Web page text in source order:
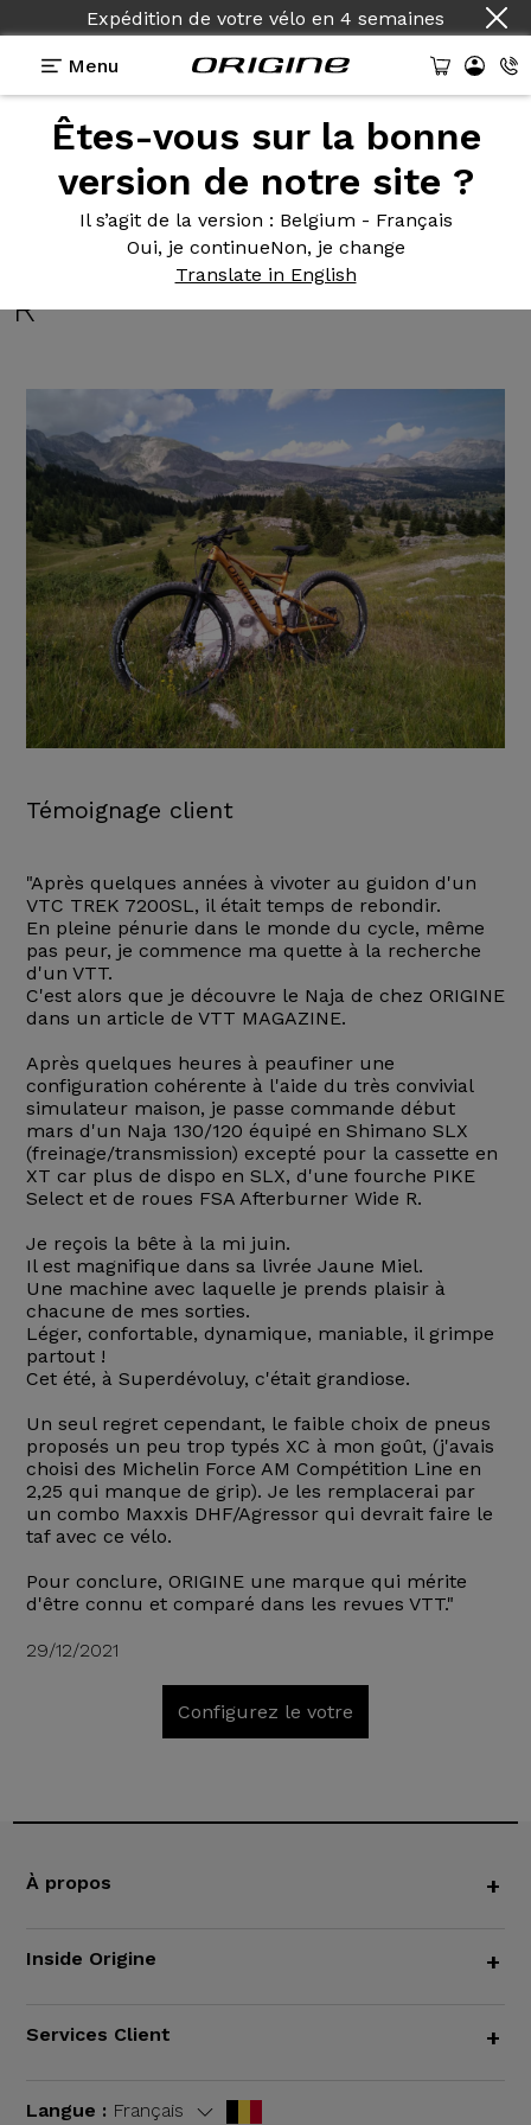
Expédition de votre vélo en 4 semaines
Menu
Êtes-vous sur la bonne
version de notre site ?
Il s’agit de la version : Belgium - Français
Oui, je continueNon, je change
Translate in English
Témoignages>NAJA 130/120 - Shimano SLX / XT -
NAJA 130/120- Shimano SLX
/ XT - Roues Afterburner Wide
R
Témoignage client
"Après quelques années à vivoter au guidon d'un
VTC TREK 7200SL, il était temps de rebondir.
En pleine pénurie dans le monde du cycle, même
pas peur, je commence ma quette à la recherche
d'un VTT.
C'est alors que je découvre le Naja de chez ORIGINE
dans un article de VTT MAGAZINE.
Après quelques heures à peaufiner une
configuration cohérente à l'aide du très convivial
simulateur maison, je passe commande début
mars d'un Naja 130/120 équipé en Shimano SLX
(freinage/transmission) excepté pour la cassette en
XT car plus de dispo en SLX, d'une fourche PIKE
Select et de roues FSA Afterburner Wide R.
Je reçois la bête à la mi juin.
Il est magnifique dans sa livrée Jaune Miel.
Une machine avec laquelle je prends plaisir à
chacune de mes sorties.
Léger, confortable, dynamique, maniable, il grimpe
partout !
Cet été, à Superdévoluy, c'était grandiose.
Un seul regret cependant, le faible choix de pneus
proposés un peu trop typés XC à mon goût, (j'avais
choisi des Michelin Force AM Compétition Line en
2,25 qui manque de grip). Je les remplacerai par
un combo Maxxis DHF/Agressor qui devrait faire le
taf avec ce vélo.
Pour conclure, ORIGINE une marque qui mérite
d'être connu et comparé dans les revues VTT."
29/12/2021
Configurez le votre
À propos +
Inside Origine +
Services Client +
Langue : Français